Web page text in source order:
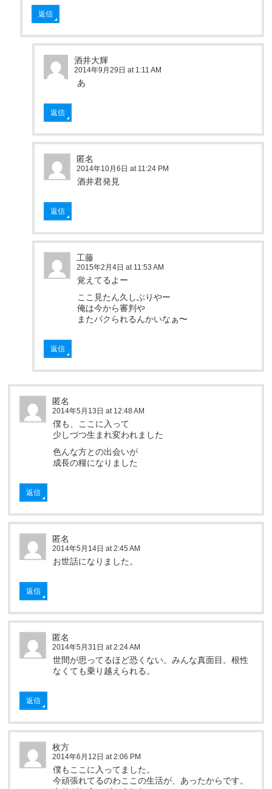
返信
酒井大輝
2014年9月29日 at 1:11 AM
あ
返信
匿名
2014年10月6日 at 11:24 PM
酒井君発見
返信
工藤
2015年2月4日 at 11:53 AM
覚えてるよー
ここ見たん久しぶりやー
俺は今から審判や
またパクられるんかいなぁ〜
返信
匿名
2014年5月13日 at 12:48 AM
僕も、ここに入って
少しづつ生まれ変われました
色んな方との出会いが
成長の糧になりました
返信
匿名
2014年5月14日 at 2:45 AM
お世話になりました。
返信
匿名
2014年5月31日 at 2:24 AM
世間が思ってるほど恐くない。みんな真面目。根性
なくても乗り越えられる。
返信
枚方
2014年6月12日 at 2:06 PM
僕もここに入ってました。
今頑張れてるのわここの生活が、あったからです。